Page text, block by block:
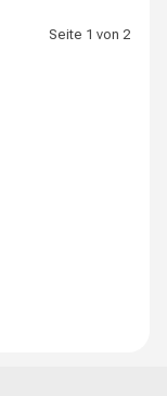
Seite 1 von 2